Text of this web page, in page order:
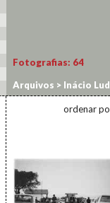
Fotografias: 64
Arquivos > Inácio
ordenar